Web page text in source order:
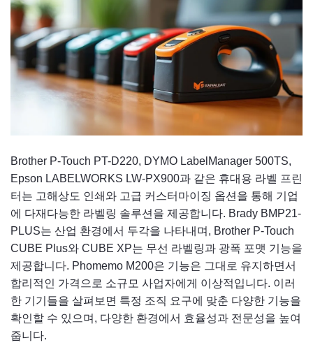
Brother P-Touch PT-D220, DYMO LabelManager 500TS,
Epson LABELWORKS LW-PX900과 같은 휴대용 라벨 프린
터는 고해상도 인쇄와 고급 커스터마이징 옵션을 통해 기업
에 다재다능한 라벨링 솔루션을 제공합니다. Brady BMP21-
PLUS는 산업 환경에서 두각을 나타내며, Brother P-Touch
CUBE Plus와 CUBE XP는 무선 라벨링과 광폭 포맷 기능을
제공합니다. Phomemo M200은 기능은 그대로 유지하면서
합리적인 가격으로 소규모 사업자에게 이상적입니다. 이러
한 기기들을 살펴보면 특정 조직 요구에 맞춘 다양한 기능을
확인할 수 있으며, 다양한 환경에서 효율성과 전문성을 높여
줍니다.